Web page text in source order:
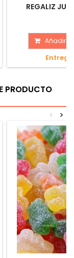
REGALIZ
Añadir
PRODUCTO
>
<